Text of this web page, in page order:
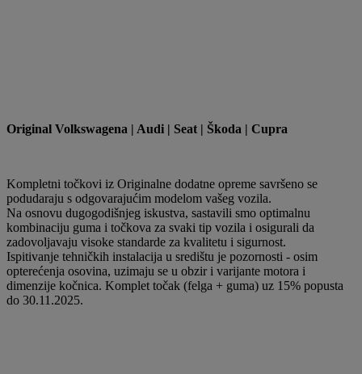
Original Volkswagena | Audi | Seat | Škoda | Cupra
Kompletni točkovi iz Originalne dodatne opreme savršeno se
podudaraju s odgovarajućim modelom vašeg vozila.
Na osnovu dugogodišnjeg iskustva, sastavili smo optimalnu
kombinaciju guma i točkova za svaki tip vozila i osigurali da
zadovoljavaju visoke standarde za kvalitetu i sigurnost.
Ispitivanje tehničkih instalacija u središtu je pozornosti - osim
opterećenja osovina, uzimaju se u obzir i varijante motora i
dimenzije kočnica. Komplet točak (felga + guma) uz 15% popusta
do 30.11.2025.